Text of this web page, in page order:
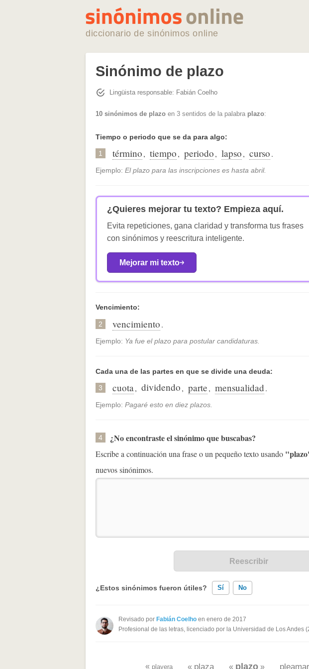
diccionario de sinónimos online
Sinónimo de plazo
Lingüista responsable: Fabián Coelho
10 sinónimos de plazo en 3 sentidos de la palabra plazo:
Tiempo o periodo que se da para algo:
1 término, tiempo, periodo, lapso, curso.
Ejemplo: El plazo para las inscripciones es hasta abril.
¿Quieres mejorar tu texto? Empieza aquí.
Evita repeticiones, gana claridad y transforma tus frases
con sinónimos y reescritura inteligente.
Mejorar mi texto
Vencimiento:
2 vencimiento.
Ejemplo: Ya fue el plazo para postular candidaturas.
Cada una de las partes en que se divide una deuda:
3 cuota, dividendo, parte, mensualidad.
Ejemplo: Pagaré esto en diez plazos.
4 ¿No encontraste el sinónimo que buscabas?
Escribe a continuación una frase o un pequeño texto usando
nuevos sinónimos.
¿Estos sinónimos fueron útiles? Sí No
Existen sinónimos incorrectos
Revisado por Fabián Coelho en enero de 2017
Profesional de las letras, licenciado por la Universidad de Los Andes
« playera « plaza « plazo » pleamar